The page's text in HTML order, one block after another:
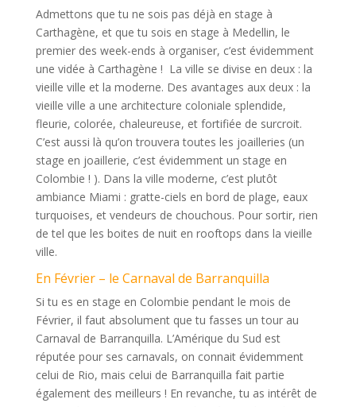
Admettons que tu ne sois pas déjà en stage à
Carthagène, et que tu sois en stage à Medellin, le
premier des week-ends à organiser, c’est évidemment
une vidée à Carthagène ! La ville se divise en deux : la
vieille ville et la moderne. Des avantages aux deux : la
vieille ville a une architecture coloniale splendide,
fleurie, colorée, chaleureuse, et fortifiée de surcroit.
C’est aussi là qu’on trouvera toutes les joailleries (un
stage en joaillerie, c’est évidemment un stage en
Colombie ! ). Dans la ville moderne, c’est plutôt
ambiance Miami : gratte-ciels en bord de plage, eaux
turquoises, et vendeurs de chouchous. Pour sortir, rien
de tel que les boites de nuit en rooftops dans la vieille
ville.
En Février – le Carnaval de Barranquilla
Si tu es en stage en Colombie pendant le mois de
Février, il faut absolument que tu fasses un tour au
Carnaval de Barranquilla. L’Amérique du Sud est
réputée pour ses carnavals, on connait évidemment
celui de Rio, mais celui de Barranquilla fait partie
également des meilleurs ! En revanche, tu as intérêt de